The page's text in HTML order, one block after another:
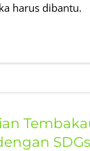
harus dibantu.
SDGs